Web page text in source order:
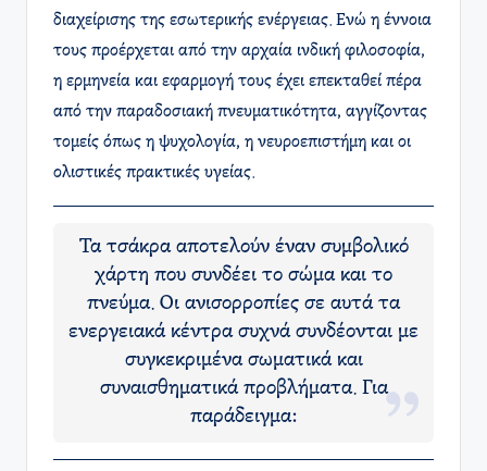
διαχείρισης της εσωτερικής ενέργειας. Ενώ η έννοια
τους προέρχεται από την αρχαία ινδική φιλοσοφία,
η ερμηνεία και εφαρμογή τους έχει επεκταθεί πέρα
από την παραδοσιακή πνευματικότητα, αγγίζοντας
τομείς όπως η ψυχολογία, η νευροεπιστήμη και οι
ολιστικές πρακτικές υγείας.
Τα τσάκρα αποτελούν έναν συμβολικό
χάρτη που συνδέει το σώμα και το
πνεύμα. Οι ανισορροπίες σε αυτά τα
ενεργειακά κέντρα συχνά συνδέονται με
συγκεκριμένα σωματικά και
συναισθηματικά προβλήματα. Για
παράδειγμα: